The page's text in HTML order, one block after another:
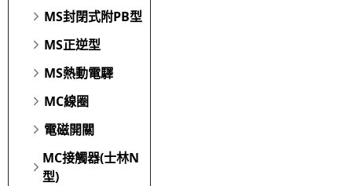
MS封閉式附PB型
MS正逆型
MS熱動電驛
MC線圈
電磁開關
MC接觸器(士林N
型)